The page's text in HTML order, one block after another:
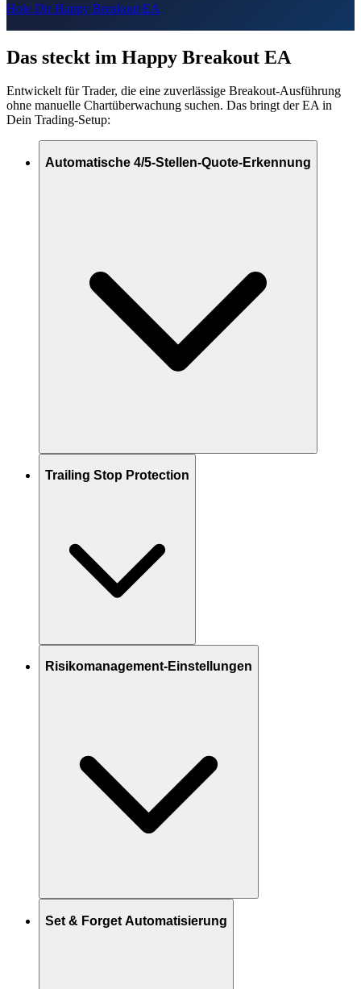
Hole Dir Happy Breakout EA
Das steckt im Happy Breakout EA
Entwickelt für Trader, die eine zuverlässige Breakout-Ausführung
ohne manuelle Chartüberwachung suchen. Das bringt der EA in
Dein Trading-Setup:
Automatische 4/5-Stellen-Quote-Erkennung
Trailing Stop Protection
Risikomanagement-Einstellungen
Set & Forget Automatisierung